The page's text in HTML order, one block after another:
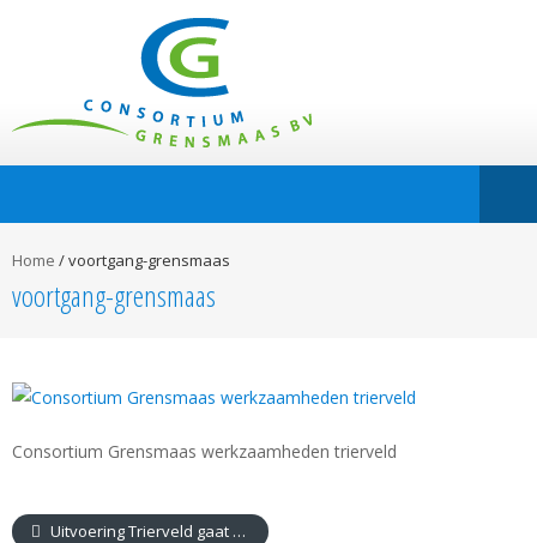
Home /voortgang-grensmaas
voortgang-grensmaas
Consortium Grensmaas werkzaamheden trierveld
Uitvoering Trierveld gaat razendsnel